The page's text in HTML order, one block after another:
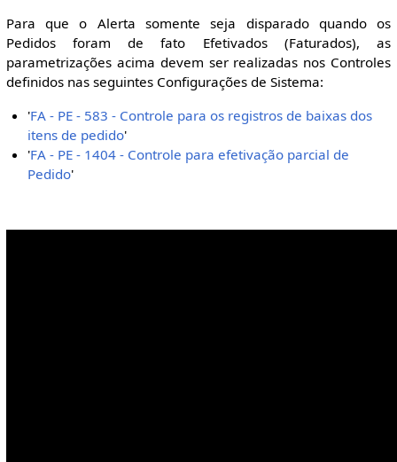
Para que o Alerta somente seja disparado quando os
Pedidos foram de fato Efetivados (Faturados), as
parametrizações acima devem ser realizadas nos Controles
definidos nas seguintes Configurações de Sistema:
'FA - PE - 583 - Controle para os registros de baixas dos
itens de pedido'
'FA - PE - 1404 - Controle para efetivação parcial de
Pedido'